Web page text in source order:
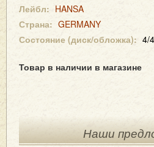
Лейбл: HANSA
Страна: GERMANY
Состояние (диск/обложка): 4/4
Товар в наличии в магазине
Наши